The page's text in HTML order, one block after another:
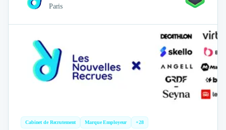
Paris
Cabinet de Recrutement Marque Employeur +28